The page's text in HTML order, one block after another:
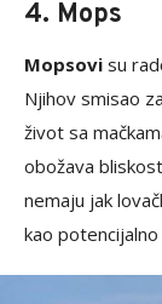
4. Mops
Mopsovi su
Njihov smisao
život sa
obožava
nemaju jak
kao